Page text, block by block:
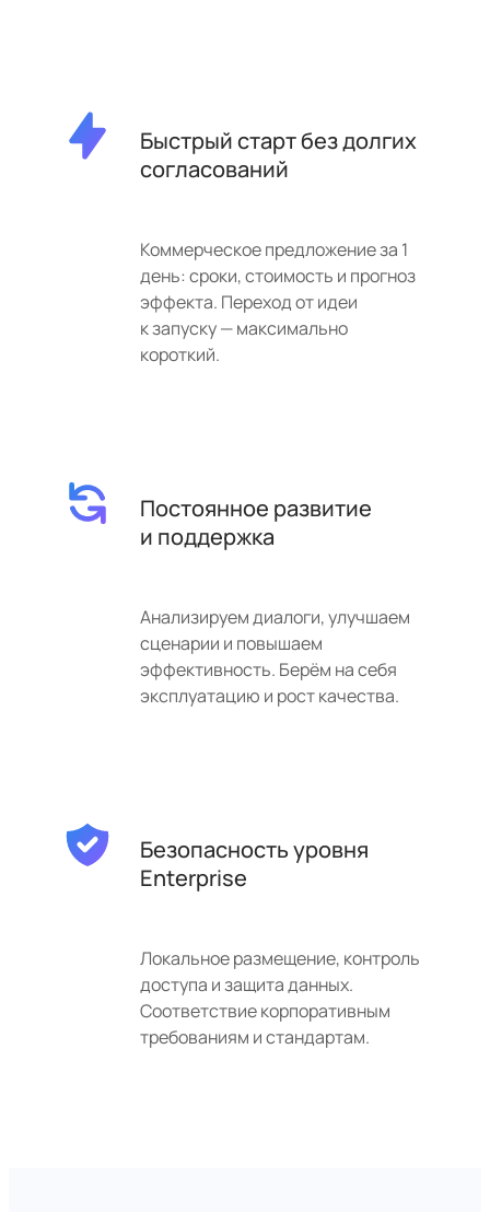
Быстрый старт без долгих
согласований
Коммерческое предложение за 1
день: сроки, стоимость и прогноз
эффекта. Переход от идеи
к запуску — максимально
короткий.
Постоянное развитие
и поддержка
Анализируем диалоги, улучшаем
сценарии и повышаем
эффективность. Берём на себя
эксплуатацию и рост качества.
Безопасность уровня
Enterprise
Локальное размещение, контроль
доступа и защита данных.
Соответствие корпоративным
требованиям и стандартам.